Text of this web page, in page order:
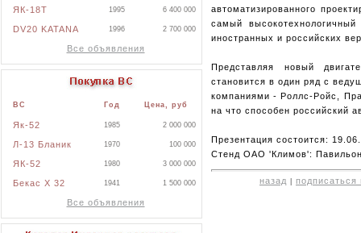
ЯК-18Т 1995 6 400 000
DV20 KATANA 1996 2 700 000
Все объявления
ВС Год Цена, руб
Як-52 1985 2 000 000
Л-13 Бланик 1970 100 000
ЯК-52 1980 3 000 000
Бекас X 32 1941 1 500 000
Все объявления
автоматизированного
самый
иностранных и российских
Представляя новый
становится в один ряд с
компаниями - Роллс-Ройс,
на что способен российский
Презентация состоится:
Стенд ОАО 'Климов':
назад подписаться